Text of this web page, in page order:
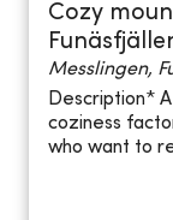
Cozy
Messlingen,
Description*
coziness
who want to